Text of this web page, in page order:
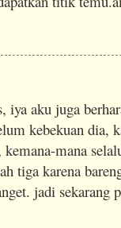
iya aku juga
kebekuan dia,
mana
tiga karena
jadi sekarang